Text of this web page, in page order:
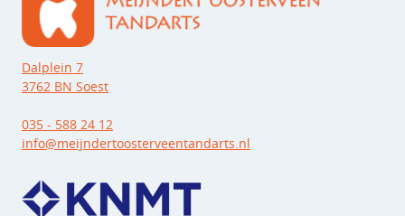
Dalplein 7
3762 BN Soest
035 - 588 24 12
info@meijndertoosterveentandarts.nl